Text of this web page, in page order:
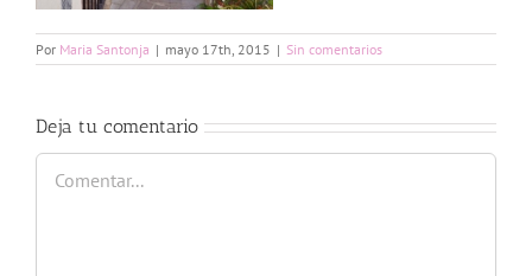
Por Maria Santonja | mayo 17th, 2015 | Sin comentarios
Deja tu comentario
Comentar